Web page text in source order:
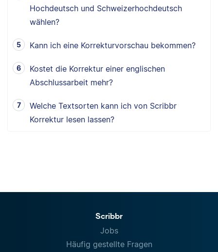
Hochdeutsch und Schweizerhochdeutsch
wählen?
Kann ich eine Korrekturvorschau bekommen?
Kostet die Korrektur einer englischen
Abschlussarbeit mehr?
Welche Textsorten kann ich von Scribbr
Korrektur lesen lassen?
Scribbr
Jobs
Häufig gestellte Fragen